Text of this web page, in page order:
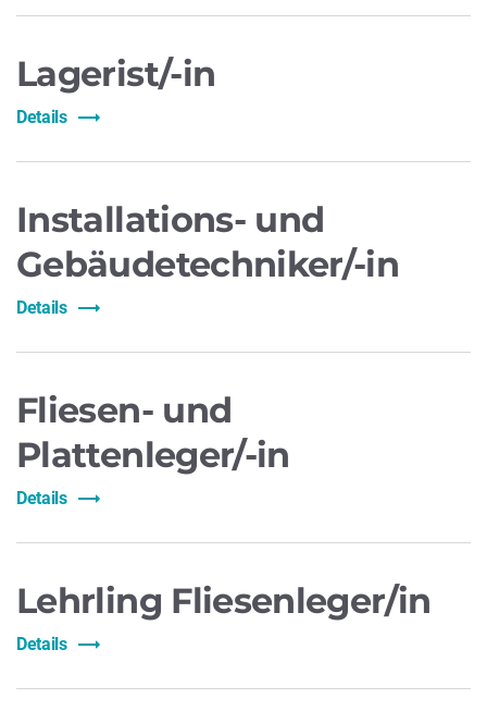
Lagerist/-in
Details
Installations- und
Gebäudetechniker/-in
Details
Fliesen- und
Plattenleger/-in
Details
Lehrling Fliesenleger/in
Details